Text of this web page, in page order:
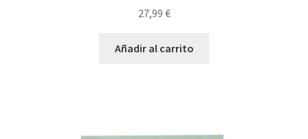
27,99 €
Añadir al carrito